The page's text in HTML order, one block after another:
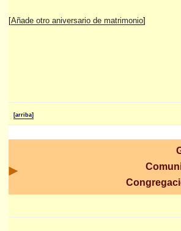
[Añade otro aniversario de matrimonio]
[arriba]